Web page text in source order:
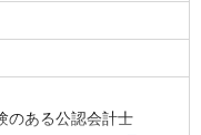
が、もっとも「はたら
態を体現します。そし
成長の基盤での部分を
にて、スタートしたば
験など資質やご意向に
合わせ財務部門・関連
の幅広いキャリア形成
のある公認会計士